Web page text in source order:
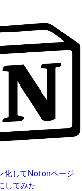
化してNotionページ
してみた